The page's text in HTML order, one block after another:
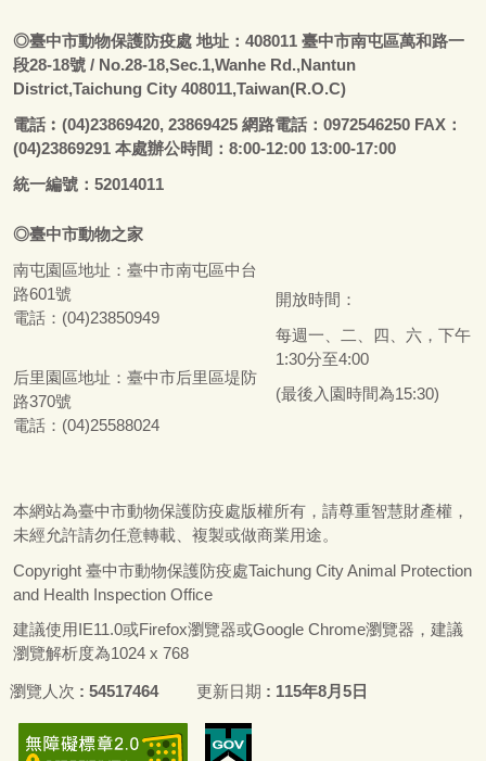
◎臺中市動物保護防疫處地址：408011 臺中市南屯區萬和路一
段28-18號 / No.28-18,Sec.1,Wanhe Rd.,Nantun
District,Taichung City 408011,Taiwan(R.O.C)
電話︰ (04)23869420, 23869425 網路電話：0972546250 FAX：
(04)23869291 本處辦公時間：8:00-12:00 13:00-17:00
統一編號：52014011
◎臺中市動物之家
南屯園區地址： 臺中市南屯區中台
路601號
電話：(04)23850949
后里園區地址： 臺中市后里區堤防
路370號
電話：(04)25588024
開放時間：
每週一、二、四、六，下午
1:30分至4:00
(最後入園時間為15:30)
本網站為臺中市動物保護防疫處版權所有，請尊重智慧財產權，
未經允許請勿任意轉載、複製或做商業用途。
Copyright 臺中市動物保護防疫處Taichung City Animal Protection
and Health Inspection Office
建議使用IE11.0或Firefox瀏覽器或Google Chrome瀏覽器，建議
瀏覽解析度為1024 x 768
瀏覽人次 54517464 更新日期 115年8月5日